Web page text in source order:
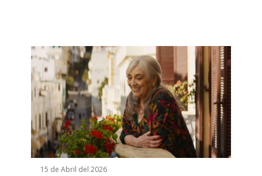
15 de Abril del 2026